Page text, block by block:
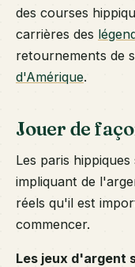
des courses
carrières des
retournements de
d'Amérique.
Jouer de
Les paris
impliquant de
réels qu'il est
commencer.
Les jeux d'argent